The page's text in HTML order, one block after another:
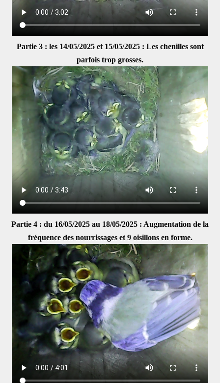
Partie 3 : les 14/05/2025 et 15/05/2025 : Les chenilles sont
parfois trop grosses.
Partie 4 : du 16/05/2025 au 18/05/2025 : Augmentation de la
fréquence des nourrissages et 9 oisillons en forme.